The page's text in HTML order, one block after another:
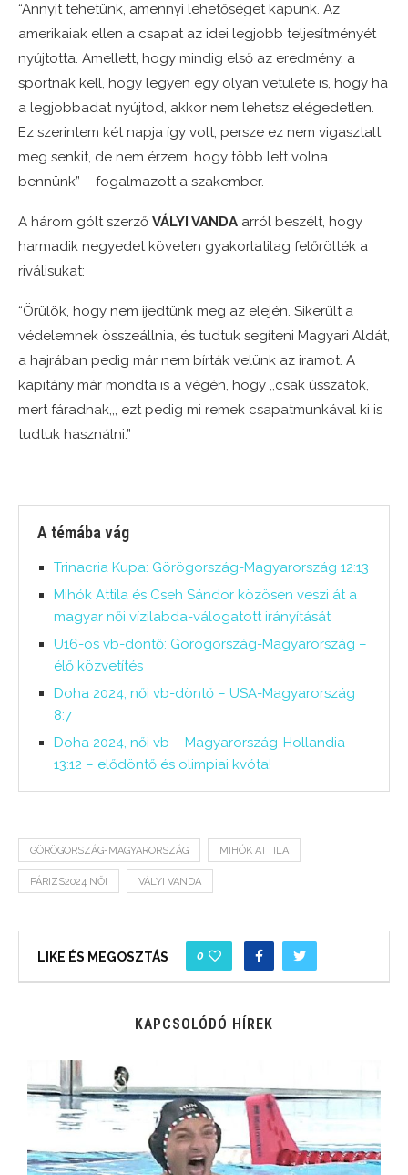
“Annyit tehetünk, amennyi lehetőséget kapunk. Az
amerikaiak ellen a csapat az idei legjobb teljesítményét
nyújtotta. Amellett, hogy mindig első az eredmény, a
sportnak kell, hogy legyen egy olyan vetülete is, hogy ha
a legjobbadat nyújtod, akkor nem lehetsz elégedetlen.
Ez szerintem két napja így volt, persze ez nem vigasztalt
meg senkit, de nem érzem, hogy több lett volna
bennünk” – fogalmazott a szakember.
A három gólt szerző VÁLYI VANDA arról beszélt, hogy
harmadik negyedet követen gyakorlatilag felőrölték a
riválisukat:
“Örülök, hogy nem ijedtünk meg az elején. Sikerült a
védelemnek összeállnia, és tudtuk segíteni Magyari Aldát,
a hajrában pedig már nem bírták velünk az iramot. A
kapitány már mondta is a végén, hogy ,,csak ússzatok,
mert fáradnak,,, ezt pedig mi remek csapatmunkával ki is
tudtuk használni.”
A témába vág
Trinacria Kupa: Görögország-Magyarország 12:13
Mihók Attila és Cseh Sándor közösen veszi át a
magyar női vízilabda-válogatott irányítását
U16-os vb-döntő: Görögország-Magyarország –
élő közvetítés
Doha 2024, női vb-döntő – USA-Magyarország
8:7
Doha 2024, női vb – Magyarország-Hollandia
13:12 – elődöntő és olimpiai kvóta!
GÖRÖGORSZÁG-MAGYARORSZÁG MIHÓK ATTILA
PÁRIZS2024 NŐI VÁLYI VANDA
LIKE ÉS MEGOSZTÁS 0
KAPCSOLÓDÓ HÍREK